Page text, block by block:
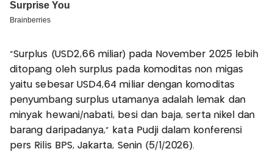
"Surplus (USD2,66 miliar) pada November 2025 lebih
ditopang oleh surplus pada komoditas non migas
yaitu sebesar USD4,64 miliar dengan komoditas
penyumbang surplus utamanya adalah lemak dan
minyak hewani/nabati, besi dan baja, serta nikel dan
barang daripadanya," kata Pudji dalam konferensi
pers Rilis BPS, Jakarta, Senin (5/1/2026).